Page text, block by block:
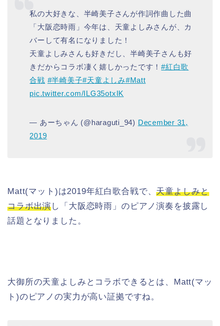
私の大好きな、半崎美子さんが作詞作曲した曲
「大阪恋時雨」今年は、天童よしみさんが、カ
バーして有名になりました！
天童よしみさんも好きだし、半崎美子さんも好
きだからコラボ凄く嬉しかったです！#紅白歌
合戦 #半崎美子#天童よしみ#Matt
pic.twitter.com/ILG35otxIK
— あーちゃん (@haraguti_94) December 31,
2019
Matt(マット)は2019年紅白歌合戦で、天童よしみと
コラボ出演し「大阪恋時雨」のピアノ演奏を披露し
話題となりました。
大御所の天童よしみとコラボできるとは、Matt(マッ
ト)のピアノの実力が高い証拠ですね。